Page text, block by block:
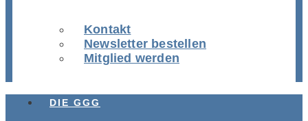
Kontakt
Newsletter bestellen
Mitglied werden
DIE GGG